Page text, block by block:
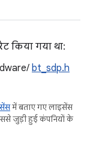
किया गया था:
bt_sdp.h
में बताए गए लाइसेंस
जुड़ी हुई कंपनियों के